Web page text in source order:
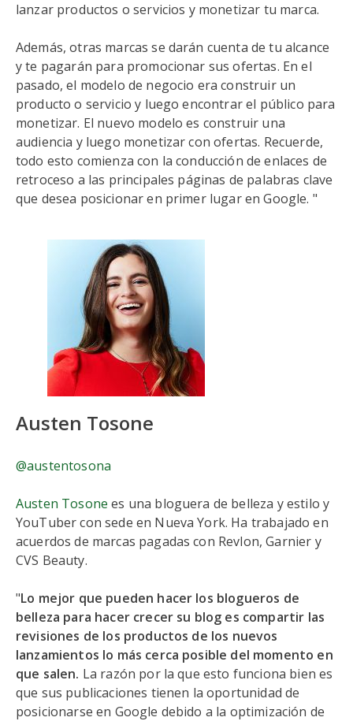
lanzar productos o servicios y monetizar tu marca.
Además, otras marcas se darán cuenta de tu alcance
y te pagarán para promocionar sus ofertas. En el
pasado, el modelo de negocio era construir un
producto o servicio y luego encontrar el público para
monetizar. El nuevo modelo es construir una
audiencia y luego monetizar con ofertas. Recuerde,
todo esto comienza con la conducción de enlaces de
retroceso a las principales páginas de palabras clave
que desea posicionar en primer lugar en Google. "
Austen Tosone
@austentosona
Austen Tosone es una bloguera de belleza y estilo y
YouTuber con sede en Nueva York. Ha trabajado en
acuerdos de marcas pagadas con Revlon, Garnier y
CVS Beauty.
"Lo mejor que pueden hacer los blogueros de
belleza para hacer crecer su blog es compartir las
revisiones de los productos de los nuevos
lanzamientos lo más cerca posible del momento en
que salen. La razón por la que esto funciona bien es
que sus publicaciones tienen la oportunidad de
posicionarse en Google debido a la optimización de